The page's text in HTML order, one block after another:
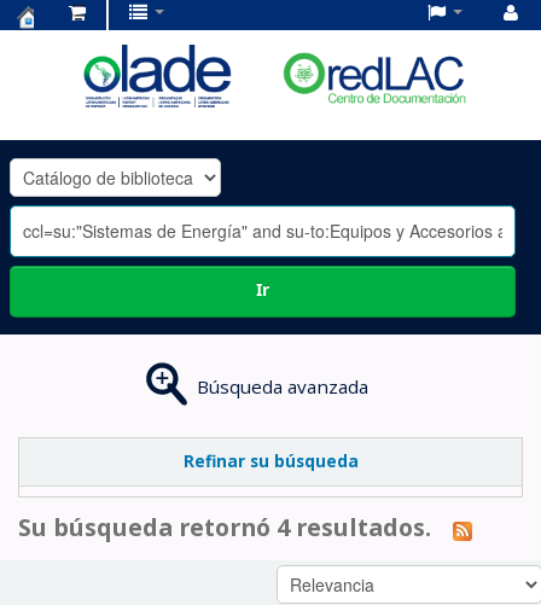
OLADE
-
Ir
Búsqueda avanzada
Refinar su búsqueda
Su búsqueda retornó 4 resultados.